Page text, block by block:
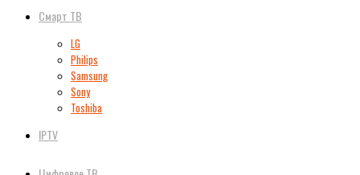
Смарт ТВ
LG
Philips
Samsung
Sony
Toshiba
IPTV